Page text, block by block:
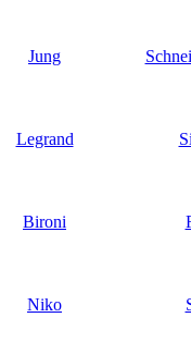
Jung
Legrand
Bironi
Niko